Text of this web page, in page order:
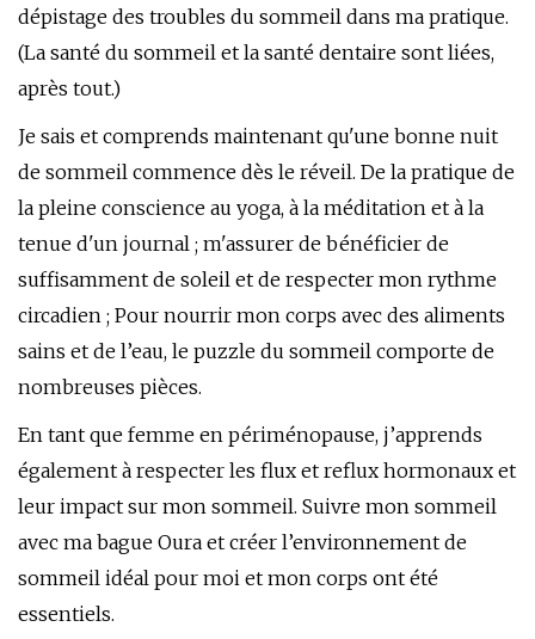
dépistage des troubles du sommeil dans ma pratique.
(La santé du sommeil et la santé dentaire sont liées,
après tout.)
Je sais et comprends maintenant qu'une bonne nuit
de sommeil commence dès le réveil. De la pratique de
la pleine conscience au yoga, à la méditation et à la
tenue d'un journal ; m'assurer de bénéficier de
suffisamment de soleil et de respecter mon rythme
circadien ; Pour nourrir mon corps avec des aliments
sains et de l’eau, le puzzle du sommeil comporte de
nombreuses pièces.
En tant que femme en périménopause, j’apprends
également à respecter les flux et reflux hormonaux et
leur impact sur mon sommeil. Suivre mon sommeil
avec ma bague Oura et créer l’environnement de
sommeil idéal pour moi et mon corps ont été
essentiels.